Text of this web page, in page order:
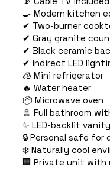
🍳 Modern kitchen
✔ Two-burner
✔ Gray granite
✔ Black ceramic
✔ Indirect LED
🧊 Mini refrigerator
🔥 Water heater
📦 Microwave oven
🚿 Full bathroom
✨ LED-backlit
🔒 Personal safe for
❄️ Naturally cool
🏢 Private unit with